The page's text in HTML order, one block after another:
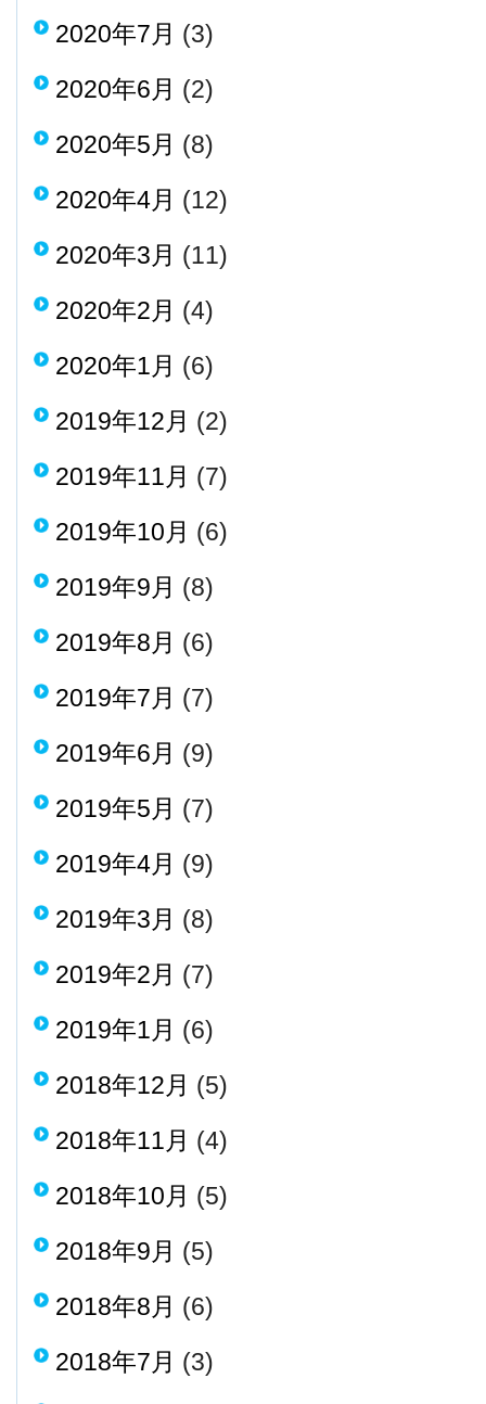
2020年7月 (3)
2020年6月 (2)
2020年5月 (8)
2020年4月 (12)
2020年3月 (11)
2020年2月 (4)
2020年1月 (6)
2019年12月 (2)
2019年11月 (7)
2019年10月 (6)
2019年9月 (8)
2019年8月 (6)
2019年7月 (7)
2019年6月 (9)
2019年5月 (7)
2019年4月 (9)
2019年3月 (8)
2019年2月 (7)
2019年1月 (6)
2018年12月 (5)
2018年11月 (4)
2018年10月 (5)
2018年9月 (5)
2018年8月 (6)
2018年7月 (3)